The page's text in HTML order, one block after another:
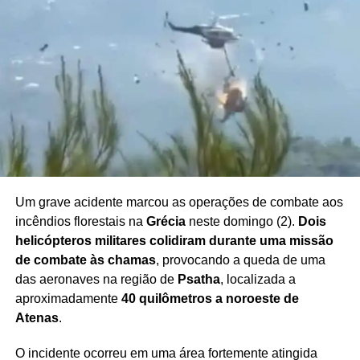
avanços dependerão da construção de um consenso
capaz de atender às preocupações de segurança
apresentadas pelo governo.
A comunidade internacional acompanha o desenrolar das
tratativas, enquanto os esforços diplomáticos seguem
voltados à busca por uma solução que contribua para a
redução da violência e para a estabilidade na região.
Redação Saiba+
Um grave acidente marcou as operações de combate aos
incêndios florestais na Grécianeste domingo (2). Dois
helicópteros militares colidiram durante uma missão
de combate às chamas, provocando a queda de uma
das aeronaves na região de Psatha, localizada a
aproximadamente 40 quilômetros a noroeste de
Atenas.
O incidente ocorreu em uma área fortemente atingida